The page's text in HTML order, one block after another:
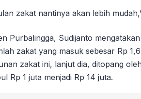
zakat nantinya akan lebih
Purbalingga, Sudijanto
zakat yang masuk sebesar Rp
zakat ini, lanjut dia, ditopang
Rp 1 juta menjadi Rp 14 juta.